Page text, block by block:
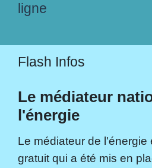
ligne
Flash Infos
Le médiateur
l'énergie
Le médiateur de l'énergie
gratuit qui a été mis en